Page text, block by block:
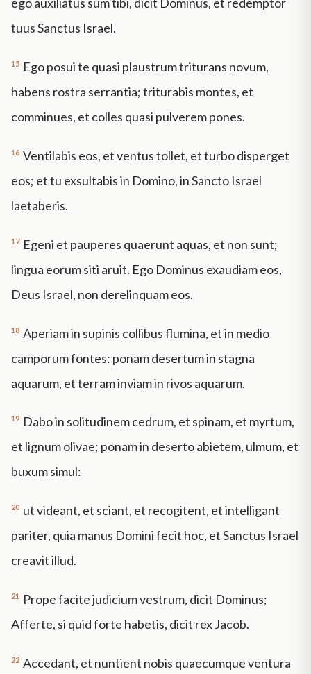
tuus Sanctus Israel.
15 Ego posui te quasi plaustrum triturans novum,
habens rostra serrantia; triturabis montes, et
comminues, et colles quasi pulverem pones.
16 Ventilabis eos, et ventus tollet, et turbo disperget
eos; et tu exsultabis in Domino, in Sancto Israel
laetaberis.
17 Egeni et pauperes quaerunt aquas, et non sunt;
lingua eorum siti aruit. Ego Dominus exaudiam eos,
Deus Israel, non derelinquam eos.
18 Aperiam in supinis collibus flumina, et in medio
camporum fontes: ponam desertum in stagna
aquarum, et terram inviam in rivos aquarum.
19 Dabo in solitudinem cedrum, et spinam, et myrtum,
et lignum olivae; ponam in deserto abietem, ulmum, et
buxum simul:
20 ut videant, et sciant, et recogitent, et intelligant
pariter, quia manus Domini fecit hoc, et Sanctus Israel
creavit illud.
21
Prope facite judicium vestrum, dicit Dominus;
Afferte, si quid forte habetis, dicit rex Jacob.
22 Accedant, et nuntient nobis quaecumque ventura